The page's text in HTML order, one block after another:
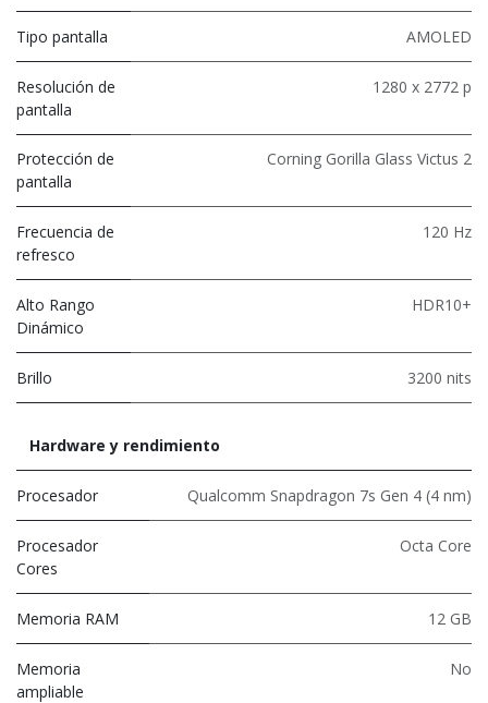
Tipo pantalla AMOLED
Resolución de
pantalla
1280 x 2772 p
Protección de
pantalla
Corning Gorilla Glass Victus 2
Frecuencia de
refresco
120 Hz
Alto Rango
Dinámico
HDR10+
Brillo 3200 nits
Hardware y rendimiento
Procesador Qualcomm Snapdragon 7s Gen 4 (4 nm)
Procesador
Cores
Octa Core
Memoria RAM 12 GB
Memoria
ampliable
No